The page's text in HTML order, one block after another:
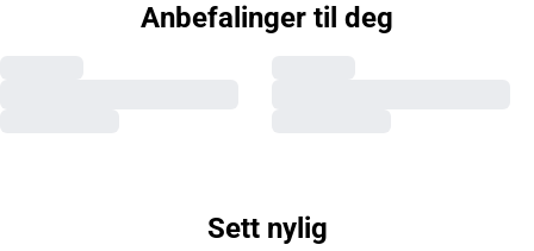
Anbefalinger til deg
Sett nylig